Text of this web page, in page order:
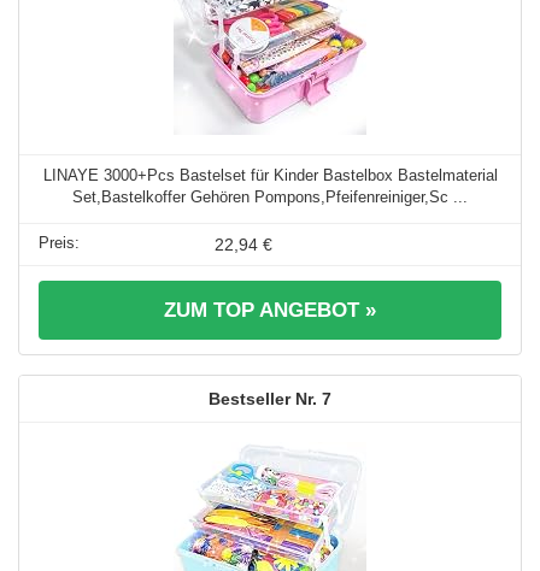
LINAYE 3000+Pcs Bastelset für Kinder Bastelbox Bastelmaterial
Set,Bastelkoffer Gehören Pompons,Pfeifenreiniger,Sc ...
22,94 €
ZUM TOP ANGEBOT »
7